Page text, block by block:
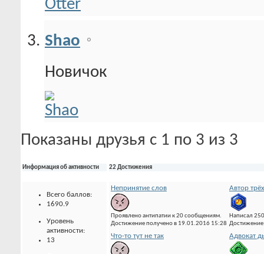
Shao
Новичок
Показаны друзья с 1 по 3 из 3
Информация об активности
Всего баллов:
1690.9
Уровень
активности:
13
22 Достижения
Непринятие слов
Проявлено антипатии к 20 сообщениям.
Достижение получено в 19.01.2016 15:28
Автор
Написал
Что-то тут не так Адвокат